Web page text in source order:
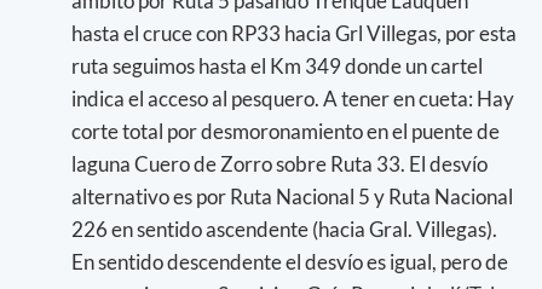
hasta el cruce con RP33 hacia Grl Villegas, por esta
ruta seguimos hasta el Km 349 donde un cartel
indica el acceso al pesquero. A tener en cueta: Hay
corte total por desmoronamiento en el puente de
laguna Cuero de Zorro sobre Ruta 33. El desvío
alternativo es por Ruta Nacional 5 y Ruta Nacional
226 en sentido ascendente (hacia Gral. Villegas).
En sentido descendente el desvío es igual, pero de